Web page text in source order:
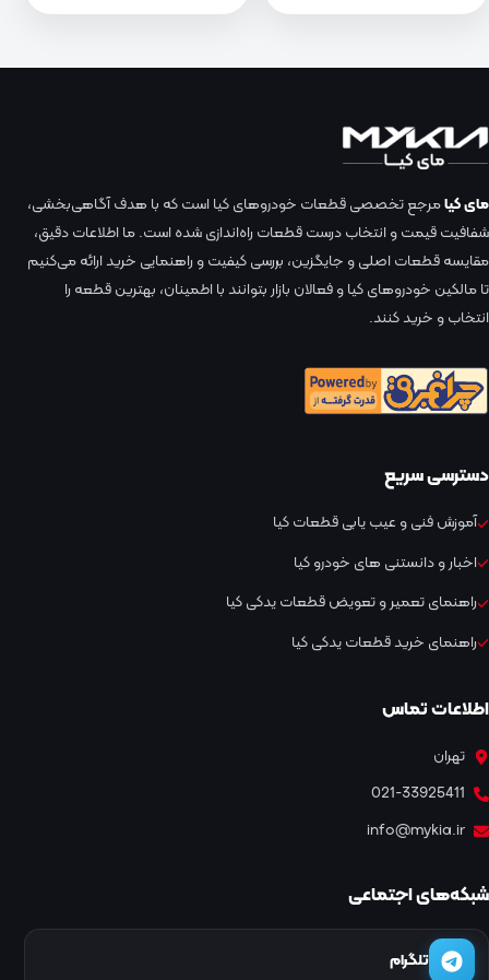
مای کیامرجع تخصصی قطعات خودروهای کیا است که با هدف آگاهی‌بخشی،
شفافیت قیمت و انتخاب درست قطعات راه‌اندازی شده است. ما اطلاعات دقیق،
مقایسه قطعات اصلی و جایگزین، بررسی کیفیت و راهنمایی خرید ارائه می‌کنیم
تا مالکین خودروهای کیا و فعالان بازار بتوانند با اطمینان، بهترین قطعه را
انتخاب و خرید کنند.
دسترسی سریع
آموزش فنی و عیب یابی قطعات کیا
اخبار و دانستنی های خودرو کیا
راهنمای تعمیر و تعویض قطعات یدکی کیا
راهنمای خرید قطعات یدکی کیا
اطلاعات تماس
تهران
021-33925411
info@mykia.ir
شبکه‌های اجتماعی
تلگرام